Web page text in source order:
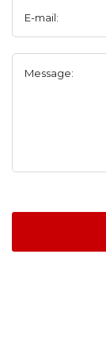
E-mail:
Message: